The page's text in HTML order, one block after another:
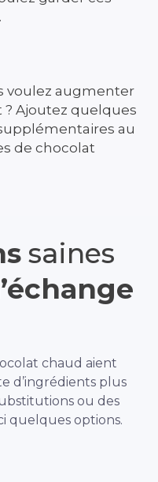
voulez augmenter
? Ajoutez quelques
au
de chocolat
saines
chaud aient
d’ingrédients plus
ou des
quelques options.